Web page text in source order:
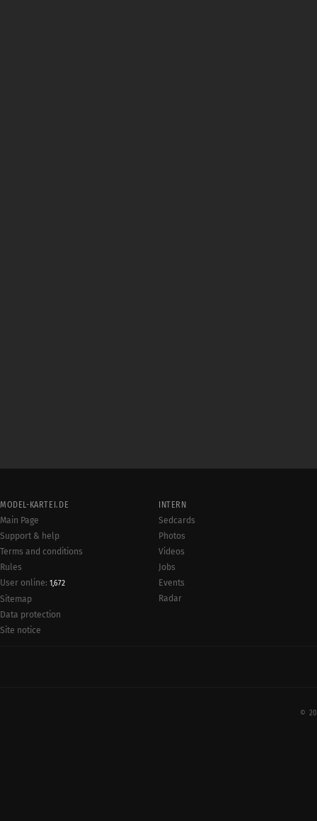
MODEL-KARTEI.DE
Main Page
Support & help
Terms and conditions
Rules
User online: 1,672
Sitemap
Data protection
Site notice
INTERN
Sedcards
Photos
Videos
Jobs
Events
Radar
©